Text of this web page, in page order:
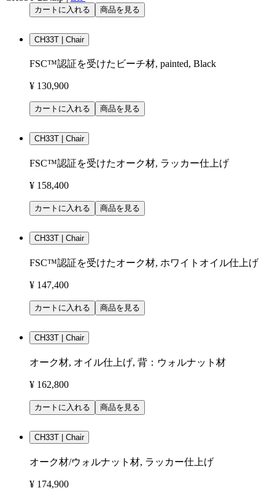
カートに入れる 商品を見る
CH33T | Chair
FSC™認証を受けたビーチ材, painted, Black
¥ 130,900
カートに入れる 商品を見る
CH33T | Chair
FSC™認証を受けたオーク材, ラッカー仕上げ
¥ 158,400
カートに入れる 商品を見る
CH33T | Chair
FSC™認証を受けたオーク材, ホワイトオイル仕上げ
¥ 147,400
カートに入れる 商品を見る
CH33T | Chair
オーク材, オイル仕上げ, 背：ウォルナット材
¥ 162,800
カートに入れる 商品を見る
CH33T | Chair
オーク材/ウォルナット材, ラッカー仕上げ
¥ 174,900